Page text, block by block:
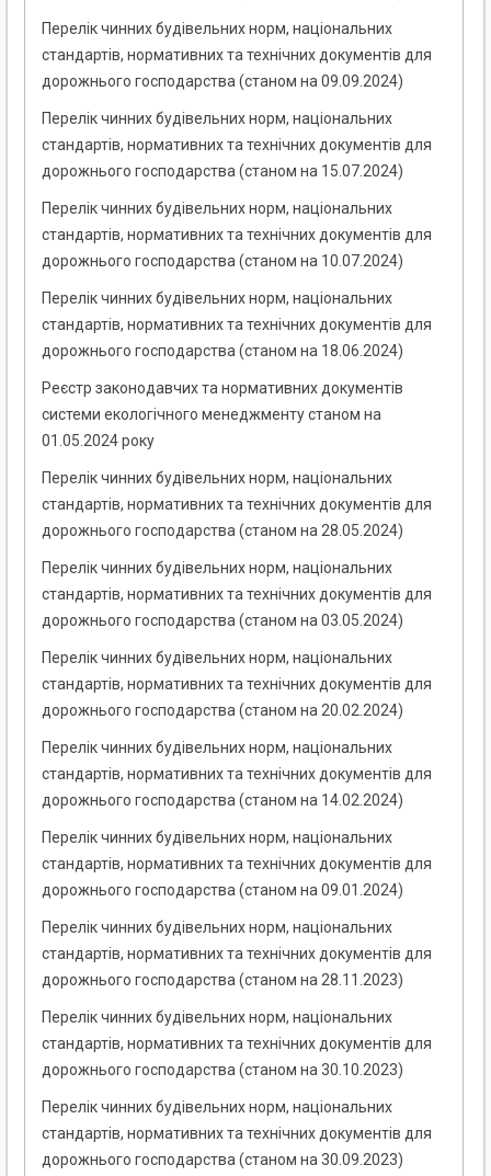
Перелік чинних будівельних норм, національних
стандартів, нормативних та технічних документів для
дорожнього господарства (станом на 09.09.2024)
Перелік чинних будівельних норм, національних
стандартів, нормативних та технічних документів для
дорожнього господарства (станом на 15.07.2024)
Перелік чинних будівельних норм, національних
стандартів, нормативних та технічних документів для
дорожнього господарства (станом на 10.07.2024)
Перелік чинних будівельних норм, національних
стандартів, нормативних та технічних документів для
дорожнього господарства (станом на 18.06.2024)
Реєстр законодавчих та нормативних документів
системи екологічного менеджменту станом на
01.05.2024 року
Перелік чинних будівельних норм, національних
стандартів, нормативних та технічних документів для
дорожнього господарства (станом на 28.05.2024)
Перелік чинних будівельних норм, національних
стандартів, нормативних та технічних документів для
дорожнього господарства (станом на 03.05.2024)
Перелік чинних будівельних норм, національних
стандартів, нормативних та технічних документів для
дорожнього господарства (станом на 20.02.2024)
Перелік чинних будівельних норм, національних
стандартів, нормативних та технічних документів для
дорожнього господарства (станом на 14.02.2024)
Перелік чинних будівельних норм, національних
стандартів, нормативних та технічних документів для
дорожнього господарства (станом на 09.01.2024)
Перелік чинних будівельних норм, національних
стандартів, нормативних та технічних документів для
дорожнього господарства (станом на 28.11.2023)
Перелік чинних будівельних норм, національних
стандартів, нормативних та технічних документів для
дорожнього господарства (станом на 30.10.2023)
Перелік чинних будівельних норм, національних
стандартів, нормативних та технічних документів для
дорожнього господарства (станом на 30.09.2023)